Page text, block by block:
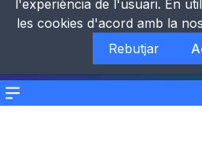
Menu
l'experiència de l'usuari. En
les cookies d'acord amb la
Rebutjar